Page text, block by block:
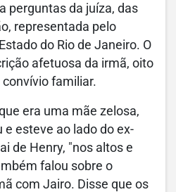
perguntas da juíza, das
representada pelo
do Rio de Janeiro. O
afetuosa da irmã, oito
familiar.
era uma mãe zelosa,
esteve ao lado do ex-
de Henry, "nos altos e
falou sobre o
com Jairo. Disse que os